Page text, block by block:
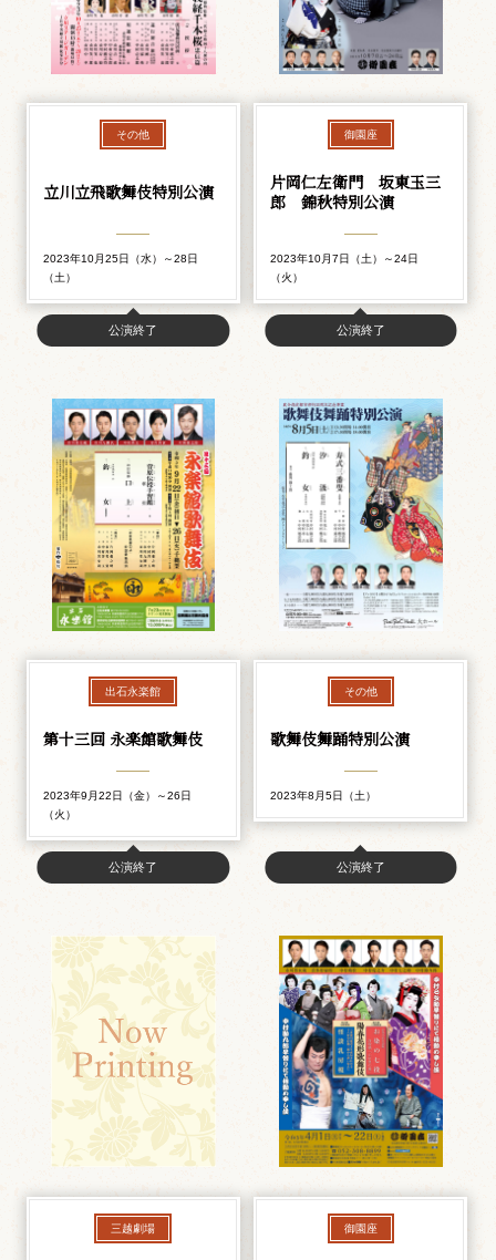
その他
立川立飛歌舞伎特別公演
2023年10月25日（水）～28日
（土）
公演終了
御園座
片岡仁左衛門 坂東玉三
郎 錦秋特別公演
2023年10月7日（土）～24日
（火）
公演終了
出石永楽館
第十三回 永楽館歌舞伎
2023年9月22日（金）～26日
（火）
公演終了
その他
歌舞伎舞踊特別公演
2023年8月5日（土）
公演終了
三越劇場 御園座